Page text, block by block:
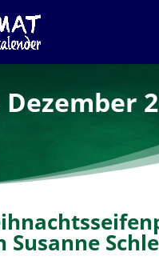
Dezember
Susanne